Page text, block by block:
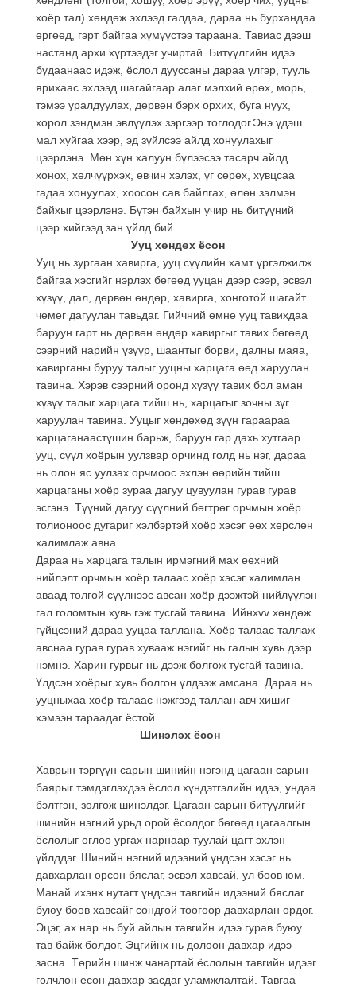
хоёр тал) хөндөж эхлээд галдаа, дараа нь бурхандаа
өргөөд, гэрт байгаа хүмүүстээ тараана. Тавиас дээш
настанд архи хүртээдэг учиртай. Битүүлгийн идээ
будаанаас идэж, ёслол дууссаны дараа үлгэр, тууль
ярихаас эхлээд шагайгаар алаг мэлхий өрөх, морь,
тэмээ уралдуулах, дөрвөн бэрх орхих, буга нуух,
хорол зэндмэн эвлүүлэх зэргээр тоглодог.Энэ үдэш
мал хуйгаа хээр, эд зүйлсээ айлд хонуулахыг
цээрлэнэ. Мөн хүн халуун бүлээсээ тасарч айлд
хонох, хөлчүүрхэх, өвчин хэлэх, үг сөрөх, хувцсаа
гадаа хонуулах, хоосон сав байлгах, өлөн зэлмэн
байхыг цээрлэнэ. Бүтэн байхын учир нь битүүний
цээр хийгээд зан үйлд бий.
Ууц хөндөх ёсон
Ууц нь зургаан хавирга, ууц сүүлийн хамт үргэлжилж
байгаа хэсгийг нэрлэх бөгөөд ууцан дээр сээр, эсвэл
хүзүү, дал, дөрвөн өндөр, хавирга, хонготой шагайт
чөмөг дагуулан тавьдаг. Гийчний өмнө ууц тавихдаа
баруун гарт нь дөрвөн өндөр хавиргыг тавих бөгөөд
сээрний нарийн үзүүр, шаантыг борви, далны маяа,
хавирганы буруу талыг ууцны харцага өөд харуулан
тавина. Хэрэв сээрний оронд хүзүү тавих бол аман
хүзүү талыг харцага тийш нь, харцагыг зочны зүг
харуулан тавина. Ууцыг хөндөхөд зүүн гараараа
харцаганаастүшин барьж, баруун гар дахь хутгаар
ууц, сүүл хоёрын уулзвар орчинд голд нь нэг, дараа
нь олон яс уулзах орчмоос эхлэн өөрийн тийш
харцаганы хоёр зураа дагуу цувуулан гурав гурав
эсгэнэ. Түүний дагуу сүүлний бөгтрөг орчмын хоёр
толионоос дугариг хэлбэртэй хоёр хэсэг өөх хөрслөн
халимлаж авна.
Дараа нь харцага талын ирмэгний мах өөхний
нийлэлт орчмын хоёр талаас хоёр хэсэг халимлан
аваад толгой сүүлнээс авсан хоёр дээжтэй нийлүүлэн
гал голомтын хувь гэж тусгай тавина. Ийнхvv хөндөж
гүйцсэний дараа ууцаа таллана. Хоёр талаас таллаж
авснаа гурав гурав хувааж нэгийг нь галын хувь дээр
нэмнэ. Харин гурвыг нь дээж болгож тусгай тавина.
Үлдсэн хоёрыг хувь болгон үлдээж амсана. Дараа нь
ууцныхаа хоёр талаас нэжгээд таллан авч хишиг
хэмээн тараадаг ёстой.
Шинэлэх ёсон
Хаврын тэргүүн сарын шинийн нэгэнд цагаан сарын
баярыг тэмдэглэхдээ ёслол хүндэтгэлийн идээ, ундаа
бэлтгэн, золгож шинэлдэг. Цагаан сарын битүүлгийг
шинийн нэгний урьд орой ёсолдог бөгөөд цагаалгын
ёслолыг өглөө ургах нарнаар туулай цагт эхлэн
үйлддэг. Шинийн нэгний идээний үндсэн хэсэг нь
давхарлан өрсөн бяслаг, эсвэл хавсай, ул боов юм.
Манай ихэнх нутагт үндсэн тавгийн идээний бяслаг
буюу боов хавсайг сондгой тоогоор давхарлан өрдөг.
Эцэг, ах нар нь буй айлын тавгийн идээ гурав буюу
тав байж болдог. Эцгийнх нь долоон давхар идээ
засна. Төрийн шинж чанартай ёслолын тавгийн идээг
голчлон есөн давхар засдаг уламжлалтай. Тавгаа